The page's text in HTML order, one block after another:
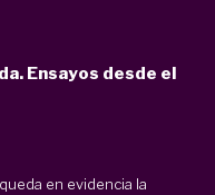
Ensayos desde el
queda en evidencia la